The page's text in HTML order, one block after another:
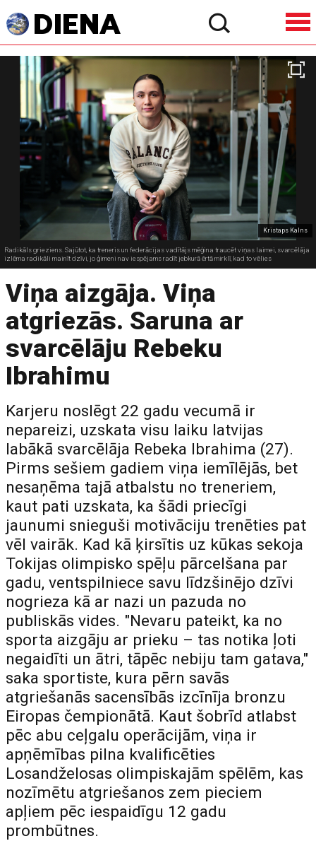
Kristaps Kalns
Radikāls grieziens. Sajūtot, ka treneris un federācijas vadītājs mēģina traucēt viņas laimei, svarcēlāja
izlēma radikāli mainīt dzīvi, jo ģimeni nav iespējams radīt jebkurā ērtā mirklī, kad to vēlies
Viņa aizgāja. Viņa
atgriezās. Saruna ar
svarcēlāju Rebeku
Ibrahimu
Karjeru noslēgt 22 gadu vecumā ir
nepareizi, uzskata visu laiku latvijas
labākā svarcēlāja Rebeka Ibrahima (27).
Pirms sešiem gadiem viņa iemīlējās, bet
nesaņēma tajā atbalstu no treneriem,
kaut pati uzskata, ka šādi priecīgi
jaunumi snieguši motivāciju trenēties pat
vēl vairāk. Kad kā ķirsītis uz kūkas sekoja
Tokijas olimpisko spēļu pārcelšana par
gadu, ventspilniece savu līdzšinējo dzīvi
nogrieza kā ar nazi un pazuda no
publiskās vides. "Nevaru pateikt, ka no
sporta aizgāju ar prieku – tas notika ļoti
negaidīti un ātri, tāpēc nebiju tam gatava,"
saka sportiste, kura pērn savās
atgriešanās sacensībās izcīnīja bronzu
Eiropas čempionātā. Kaut šobrīd atlabst
pēc abu ceļgalu operācijām, viņa ir
apņēmības pilna kvalificēties
Losandželosas olimpiskajām spēlēm, kas
nozīmētu atgriešanos zem pieciem
apļiem pēc iespaidīgu 12 gadu
prombūtnes.